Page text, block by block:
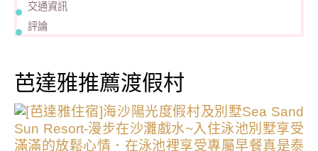
交通資訊
評論
芭達雅推薦渡假村